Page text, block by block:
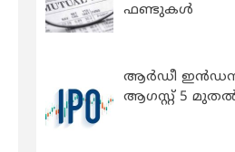
ഫണ്ടുകള്‍
ആർഡീ
ആഗസ്റ്റ് 5